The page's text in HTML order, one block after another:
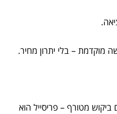
מוקדמת – בלי יתרון מחיר.
מטורף – פריסייל הוא